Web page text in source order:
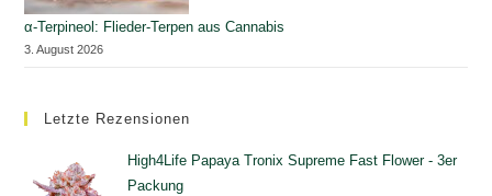
α-Terpineol: Flieder-Terpen aus Cannabis
3. August 2026
Letzte Rezensionen
High4Life Papaya Tronix Supreme Fast Flower - 3er
Packung